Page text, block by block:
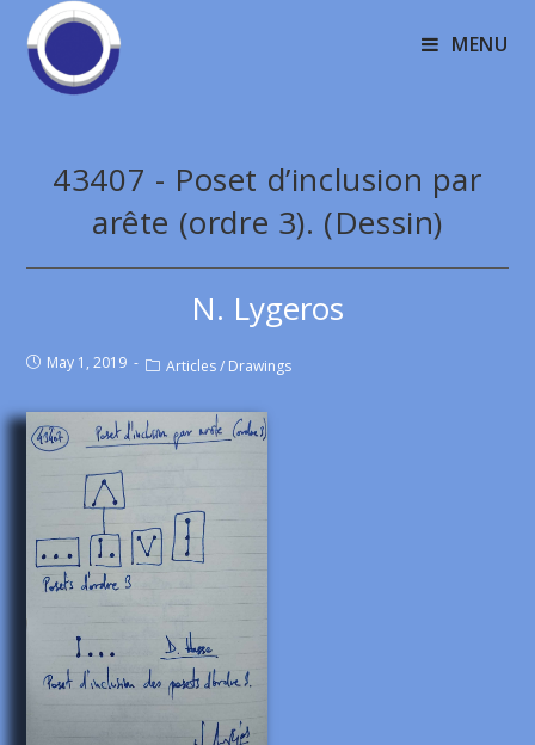
MENU
43407 - Poset d’inclusion par
arête (ordre 3). (Dessin)
N. Lygeros
May 1, 2019 Articles / Drawings